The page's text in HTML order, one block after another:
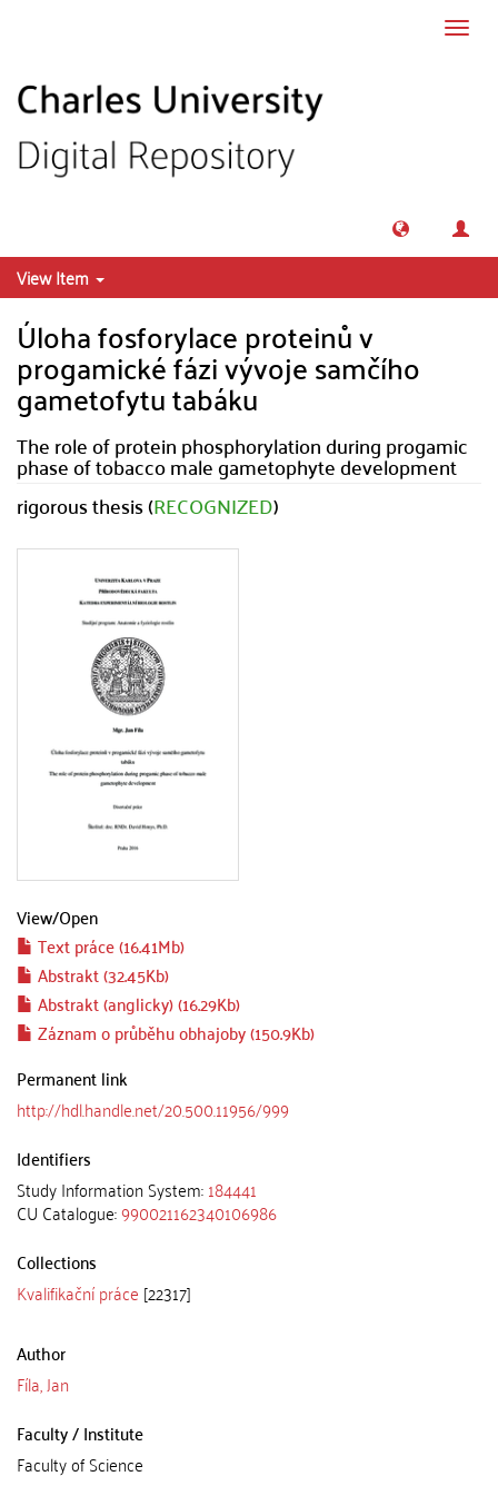
View Item
Úloha fosforylace proteinů v
progamické fázi vývoje samčího
gametofytu tabáku
The role of protein phosphorylation during progamic
phase of tobacco male gametophyte development
rigorous thesis (RECOGNIZED)
View/Open
Text práce (16.41Mb)
Abstrakt (32.45Kb)
Abstrakt (anglicky) (16.29Kb)
Záznam o průběhu obhajoby (150.9Kb)
Permanent link
http://hdl.handle.net/20.500.11956/999
Identifiers
Study Information System:184441
CU Catalogue:990021162340106986
Collections
Kvalifikační práce [22317]
Author
Fíla, Jan
Faculty / Institute
Faculty of Science